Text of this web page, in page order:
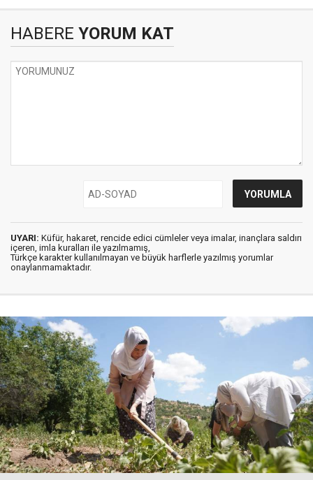
HABERE YORUM KAT
UYARI: Küfür, hakaret, rencide edici cümleler veya imalar, inançlara saldırı
içeren, imla kuralları ile yazılmamış,
Türkçe karakter kullanılmayan ve büyük harflerle yazılmış yorumlar
onaylanmamaktadır.